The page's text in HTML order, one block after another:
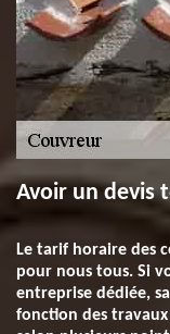
Avoir un devis
Le tarif horaire des
pour nous tous. Si
entreprise dédiée,
fonction des